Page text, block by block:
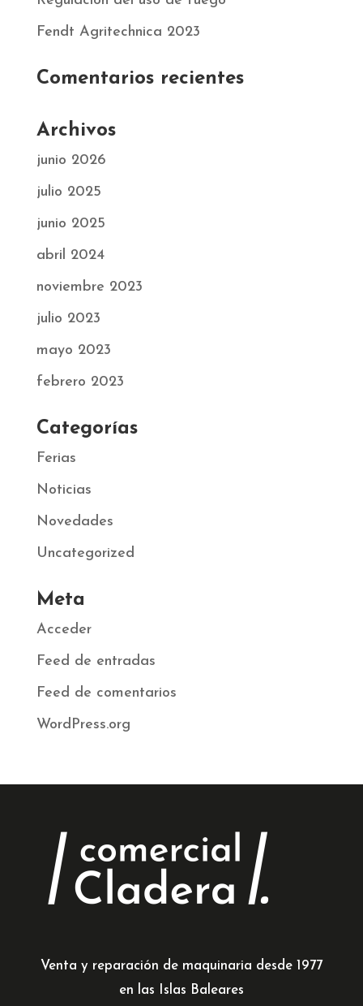
Fendt Agritechnica 2023
Comentarios recientes
Archivos
junio 2026
julio 2025
junio 2025
abril 2024
noviembre 2023
julio 2023
mayo 2023
febrero 2023
Categorías
Ferias
Noticias
Novedades
Uncategorized
Meta
Acceder
Feed de entradas
Feed de comentarios
WordPress.org
Venta y reparación de maquinaria desde 1977
en las Islas Baleares